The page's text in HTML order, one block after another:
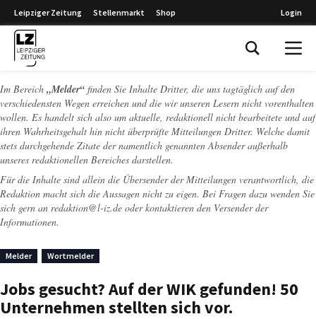
Leipziger Zeitung Stellenmarkt Shop Login
Im Bereich „Melder“ finden Sie Inhalte Dritter, die uns tagtäglich auf den
verschiedensten Wegen erreichen und die wir unseren Lesern nicht vorenthalten
wollen. Es handelt sich also um aktuelle, redaktionell nicht bearbeitete und auf
ihren Wahrheitsgehalt hin nicht überprüfte Mitteilungen Dritter. Welche damit
stets durchgehende Zitate der namentlich genannten Absender außerhalb
unseres redaktionellen Bereiches darstellen.
Für die Inhalte sind allein die Übersender der Mitteilungen verantwortlich, die
Redaktion macht sich die Aussagen nicht zu eigen. Bei Fragen dazu wenden Sie
sich gern an redaktion@l-iz.de oder kontaktieren den Versender der
Informationen.
Melder Wortmelder
Jobs gesucht? Auf der WIK gefunden! 50
Unternehmen stellten sich vor.